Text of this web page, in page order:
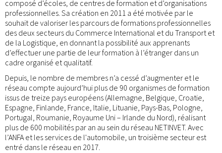
composé d’écoles, de centres de formation et d’organisations
professionnelles. Sa création en 2011 a été motivée par le
souhait de valoriser les parcours de formations professionnelles
des deux secteurs du Commerce International et du Transport et
de la Logistique, en donnant la possibilité aux apprenants
d’effectuer une partie de leur formation à l’étranger dans un
cadre organisé et qualitatif.
Depuis, le nombre de membres n’a cessé d’augmenter et le
réseau compte aujourd’hui plus de 90 organismes de formation
issus de treize pays européens (Allemagne, Belgique, Croatie,
Espagne, Finlande, France, Italie, Lituanie, Pays-Bas, Pologne,
Portugal, Roumanie, Royaume Uni – Irlande du Nord), réalisant
plus de 600 mobilités par an au sein du réseau NETINVET. Avec
l’ANFA et les services de l'automobile, un troisième secteur est
entré dans le réseau en 2017.